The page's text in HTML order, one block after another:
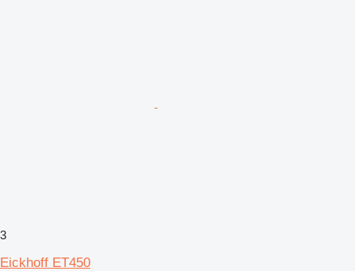
3
Eickhoff ET450